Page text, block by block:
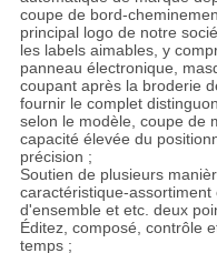
coupe de bord-
principal logo de notre
les labels aimables, y
panneau électronique,
coupant après la broderie
fournir le complet
selon le modèle, coupe de
capacité élevée du
précision ;
Soutien de plusieurs
caractéristique-
d'ensemble et etc. deux
Éditez, composé, contrôle
temps ;